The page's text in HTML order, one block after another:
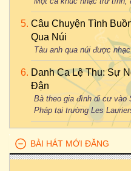
Câu Chuyện Tình
Qua Núi
Tàu anh qua núi được
Danh Ca Lệ Thu: Sự
Đận
Bà theo gia đình di cư vào
Pháp tại trường Les
BÀI HÁT MỚI ĐĂNG